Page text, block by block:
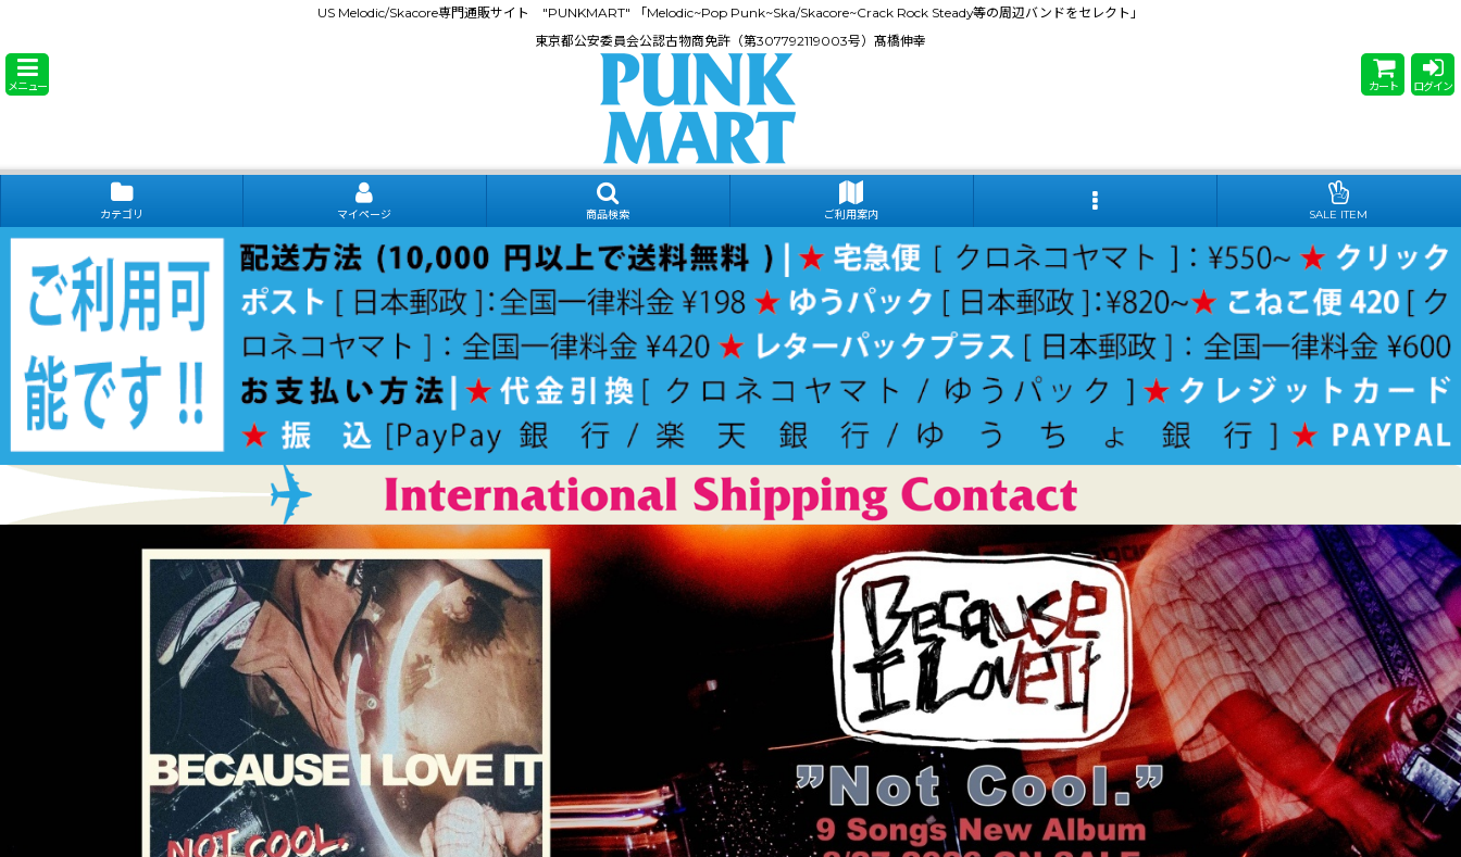
US Melodic/Skacore専門通販サイト "PUNKMART" 「Melodic~Pop Punk~Ska/Skacore~Crack Rock Steady等の周辺バンドをセレクト」
東京都公安委員会公認古物商免許（第307792119003号）髙橋伸幸
メニュー カート ログイン
カテゴリ マイページ 商品検索 ご利用案内 SALE ITEM